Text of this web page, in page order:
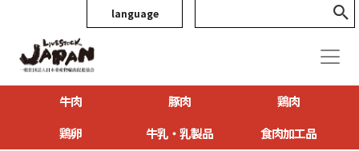
language
牛肉 豚肉
鶏肉
鶏卵
牛乳・乳製品 食肉加工品